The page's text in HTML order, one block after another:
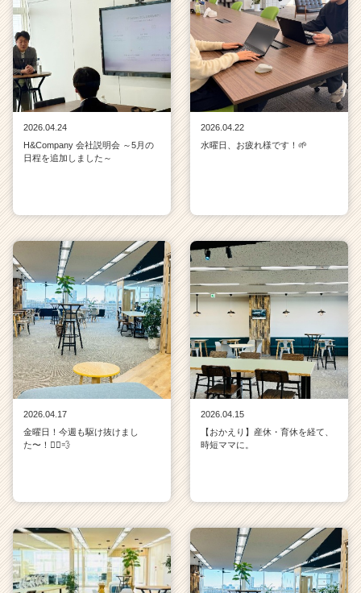
2026.04.24
H&Company 会社説明会 ～5月の
日程を追加しました～
2026.04.22
水曜日、お疲れ様です！🌱
2026.04.17
金曜日！今週も駆け抜けまし
た〜！🏃‍♀️💨
2026.04.15
【おかえり】産休・育休を経て、
時短ママに。